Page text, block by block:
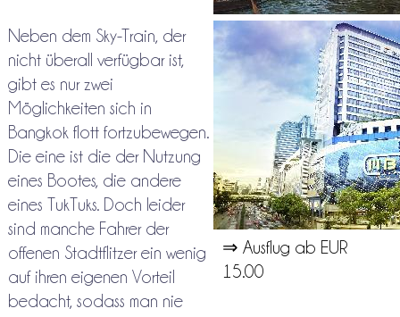
⇒ Ausflug ab EUR
15.00
Neben dem Sky-Train, der
nicht überall verfügbar ist,
gibt es nur zwei
Möglichkeiten sich in
Bangkok flott fortzubewegen.
Die eine ist die der Nutzung
eines Bootes, die andere
eines TukTuks. Doch leider
sind manche Fahrer der
offenen Stadtflitzer ein wenig
auf ihren eigenen Vorteil
bedacht, sodass man nie